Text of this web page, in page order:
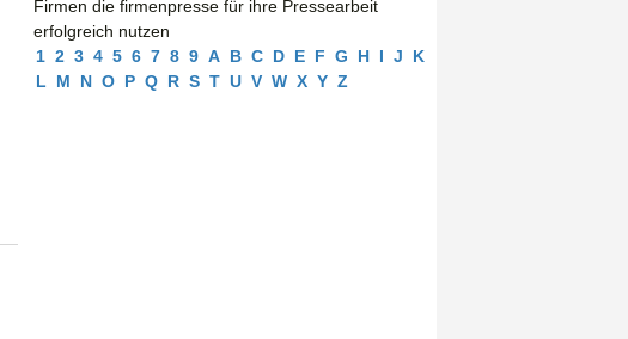
Firmen die firmenpresse für ihre Pressearbeit
erfolgreich nutzen
1 2 3 4 5 6 7 8 9 A B C D E F G H I J
K
L
M N O P Q R S T U V W X Y Z